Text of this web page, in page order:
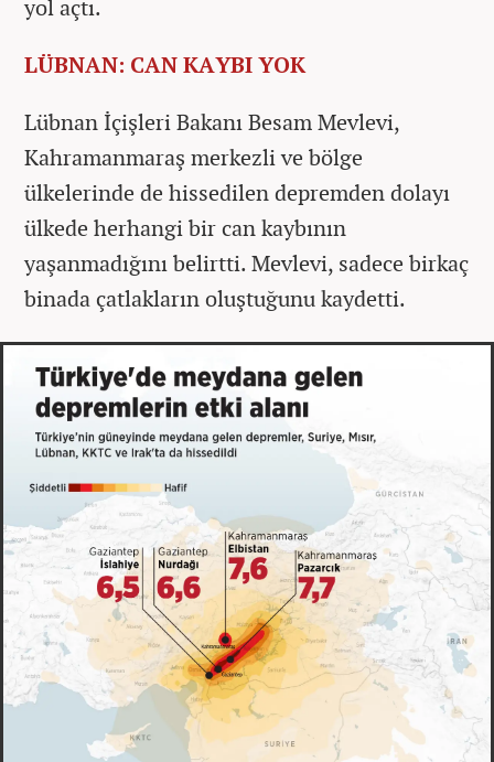
yol açtı.
LÜBNAN: CAN KAYBI YOK
Lübnan İçişleri Bakanı Besam Mevlevi,
Kahramanmaraş merkezli ve bölge
ülkelerinde de hissedilen depremden dolayı
ülkede herhangi bir can kaybının
yaşanmadığını belirtti. Mevlevi, sadece birkaç
binada çatlakların oluştuğunu kaydetti.